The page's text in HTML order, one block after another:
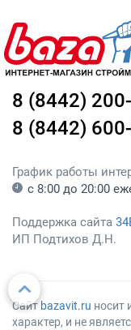
8 (8442)
8 (8442)
График работы
с 8:00 до 20:00
Поддержка сайта
ИП Подтихов Д.Н.
Сайт bazavit.ru носит
характер, и не